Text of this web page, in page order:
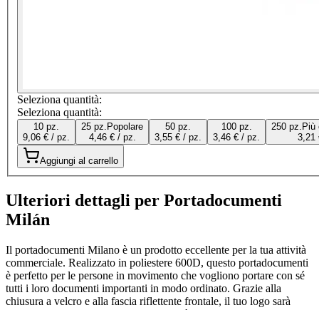
Seleziona quantità:
Seleziona quantità:
10 pz.
9,06 € / pz.
25 pz. Popolare
4,46 € / pz.
50 pz.
3,55 € / pz.
100 pz.
3,46 € / pz.
250 pz. Più
3,21
Aggiungi al carrello
Ulteriori dettagli per Portadocumenti
Milán
Il portadocumenti Milano è un prodotto eccellente per la tua attività
commerciale. Realizzato in poliestere 600D, questo portadocumenti
è perfetto per le persone in movimento che vogliono portare con sé
tutti i loro documenti importanti in modo ordinato. Grazie alla
chiusura a velcro e alla fascia riflettente frontale, il tuo logo sarà